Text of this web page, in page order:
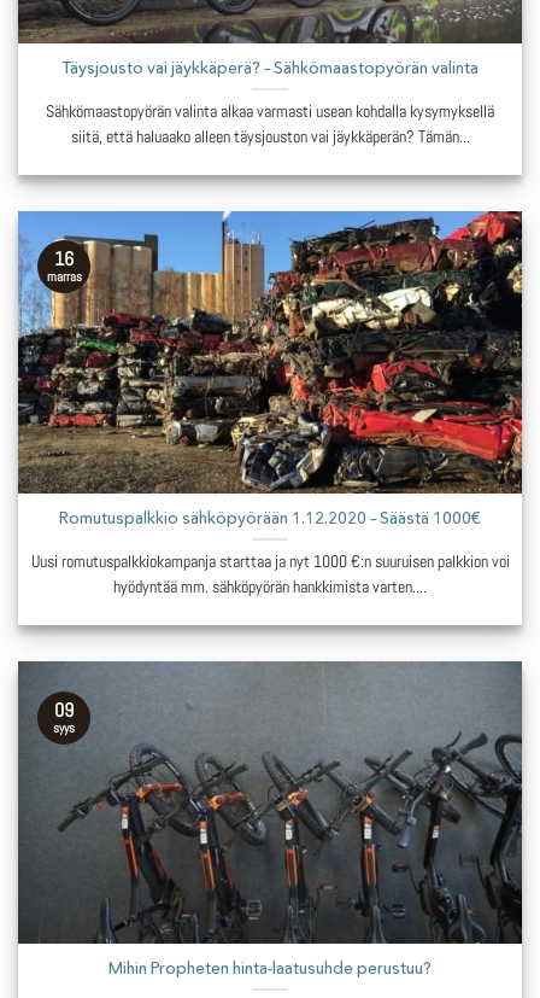
Täysjousto vai jäykkäperä? – Sähkömaastopyörän valinta
Sähkömaastopyörän valinta alkaa varmasti usean kohdalla kysymyksellä
siitä, että haluaako alleen täysjouston vai jäykkäperän? Tämän...
Romutuspalkkio sähköpyörään 1.12.2020 – Säästä 1000€
Uusi romutuspalkkiokampanja starttaa ja nyt 1000 €:n suuruisen palkkion voi
hyödyntää mm. sähköpyörän hankkimista varten....
16
marras
Mihin Propheten hinta-laatusuhde perustuu?
09
syys